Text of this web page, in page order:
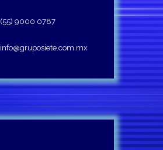
(55) 9000 0787
info@gruposiete.com.mx